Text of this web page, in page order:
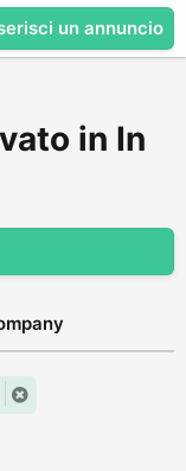
un annuncio
in In